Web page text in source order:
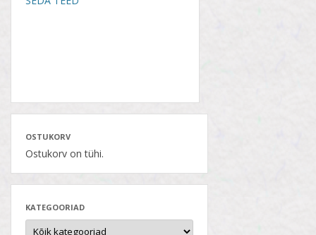
OSTUKORV
Ostukorv on tühi.
KATEGOORIAD